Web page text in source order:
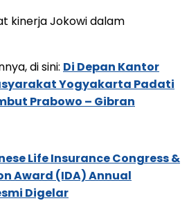
kinerja Jokowi dalam
di sini: Di Depan Kantor
Yogyakarta Padati
Prabowo – Gibran
Life Insurance Congress &
Award (IDA) Annual
Digelar